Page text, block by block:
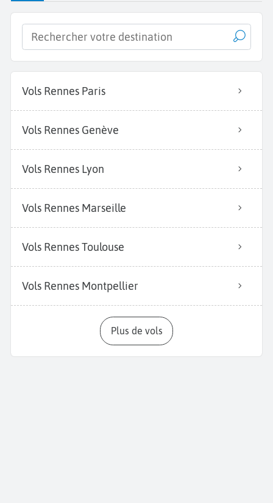
Vols Rennes Paris
Vols Rennes Genève
Vols Rennes Lyon
Vols Rennes Marseille
Vols Rennes Toulouse
Vols Rennes Montpellier
Plus de vols